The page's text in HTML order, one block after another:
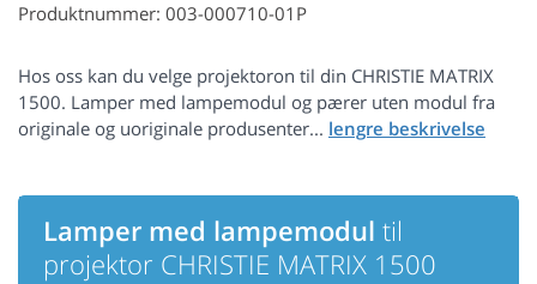
Produktnummer: 003-000710-01P
Hos oss kan du velge projektoron til din CHRISTIE MATRIX
1500. Lamper med lampemodul og pærer uten modul fra
originale og uoriginale produsenter...
Lamper med lampemodul til
projektor CHRISTIE MATRIX 1500